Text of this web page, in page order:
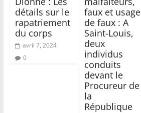
détails sur le
rapatriement
du corps
avril 7, 2024
0
faux et usage
de faux : A
Saint-Louis,
deux
individus
conduits
devant le
Procureur de
la
République